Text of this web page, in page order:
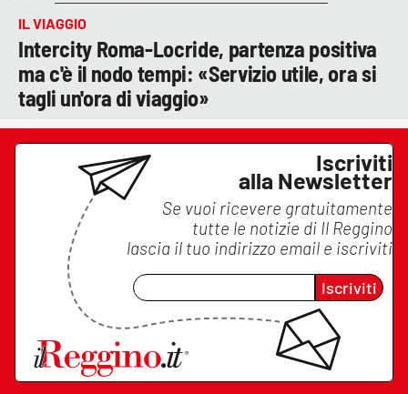
IL VIAGGIO
Intercity Roma-Locride, partenza positiva
ma c'è il nodo tempi: «Servizio utile, ora si
tagli un'ora di viaggio»
Iscriviti
alla Newsletter
Se vuoi ricevere gratuitamente
tutte le notizie di Il Reggino
lascia il tuo indirizzo email e iscriviti
Iscriviti